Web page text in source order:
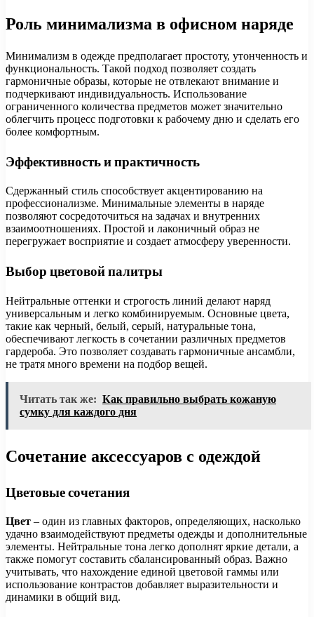
Роль минимализма в офисном наряде
Минимализм в одежде предполагает простоту, утонченность и
функциональность. Такой подход позволяет создать
гармоничные образы, которые не отвлекают внимание и
подчеркивают индивидуальность. Использование
ограниченного количества предметов может значительно
облегчить процесс подготовки к рабочему дню и сделать его
более комфортным.
Эффективность и практичность
Сдержанный стиль способствует акцентированию на
профессионализме. Минимальные элементы в наряде
позволяют сосредоточиться на задачах и внутренних
взаимоотношениях. Простой и лаконичный образ не
перегружает восприятие и создает атмосферу уверенности.
Выбор цветовой палитры
Нейтральные оттенки и строгость линий делают наряд
универсальным и легко комбинируемым. Основные цвета,
такие как черный, белый, серый, натуральные тона,
обеспечивают легкость в сочетании различных предметов
гардероба. Это позволяет создавать гармоничные ансамбли,
не тратя много времени на подбор вещей.
Читать так же: Как правильно выбрать кожаную
сумку для каждого дня
Сочетание аксессуаров с одеждой
Цветовые сочетания
Цвет – один из главных факторов, определяющих, насколько
удачно взаимодействуют предметы одежды и дополнительные
элементы. Нейтральные тона легко дополнят яркие детали, а
также помогут составить сбалансированный образ. Важно
учитывать, что нахождение единой цветовой гаммы или
использование контрастов добавляет выразительности и
динамики в общий вид.